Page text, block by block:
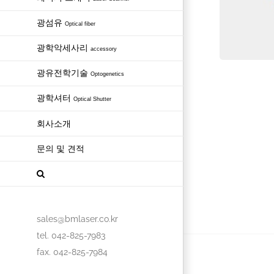
광섬유 Optical fiber
광학악세사리 accessory
광유전학기술 Optogenetics
광학셔터 Optical Shutter
회사소개
문의 및 견적
sales@bmlaser.co.kr
tel. 042-825-7983
fax. 042-825-7984